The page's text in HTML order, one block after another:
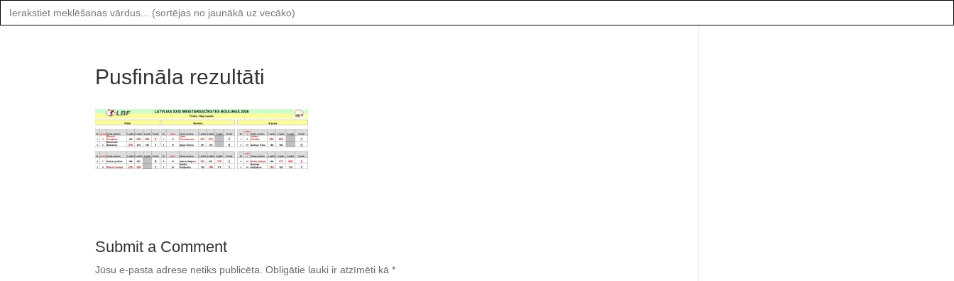
Search
for:
Pusfināla rezultāti
Submit a Comment
Jūsu e-pasta adrese netiks publicēta. Obligātie lauki ir atzīmēti kā*